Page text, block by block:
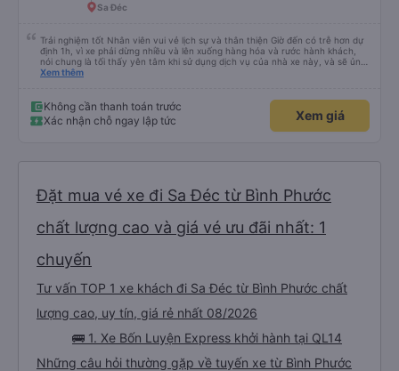
Sa Đéc
Trải nghiệm tốt Nhân viên vui vẻ lịch sự và thân thiện Giờ đến có trễ hơn dự
định 1h, vì xe phải dừng nhiều và lên xuống hàng hóa và rước hành khách,
nói chung là tối thấy yên tâm khi sử dụng dịch vụ của nhà xe này, và sẽ ủng
hộ và giới thiệu cho người thân sử dụng dịch vụ của nhà xe này
Xem thêm
Không cần thanh toán trước
Xác nhận chỗ ngay lập tức
Xem giá
Đặt mua vé xe đi Sa Đéc từ Bình Phước
chất lượng cao và giá vé ưu đãi nhất: 1
chuyến
Tư vấn TOP 1 xe khách đi Sa Đéc từ Bình Phước chất
lượng cao, uy tín, giá rẻ nhất 08/2026
🚌 1. Xe Bốn Luyện Express khởi hành tại QL14
Những câu hỏi thường gặp về tuyến xe từ Bình Phước